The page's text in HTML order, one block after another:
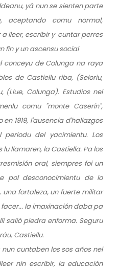
yá nun se sienten parte
aceptando comu normal,
lleer, escribir y cuntar perres
fin y un ascensu social
conceyu de Colunga na raya
de Castiellu riba, (Seloriu,
(Llue, Colunga). Estudios nel
comu "monte Caserín",
1919, l'ausencia d'hallazgos
del yacimientu. Los
llamaren, la Castiella. Pa los
oral, siempres foi un
pol desconocimientu de lo
fortaleza, un fuerte militar
la imaxinación daba pa
salió piedra enforma. Seguru
Castiellu.
cuntaben los sos años nel
nin escribir, la educación